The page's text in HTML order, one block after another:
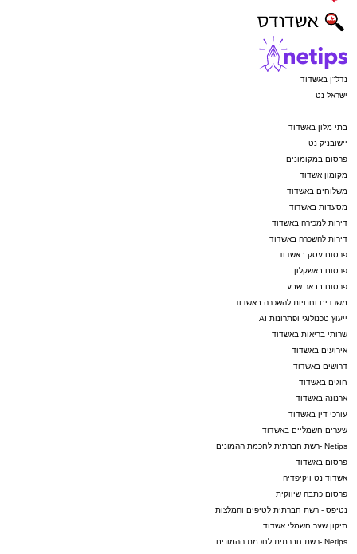
נדל"ן באשדוד
ישראל נט
-
בתי מלון באשדוד
יישובניק נט
פרסום במקומונים
מקומון אשדוד
משלוחים באשדוד
מסעדות באשדוד
דירות למכירה באשדוד
דירות להשכרה באשדוד
פרסום עסק באשדוד
פרסום באשקלון
פרסום בבאר שבע
משרדים וחנויות להשכרה באשדוד
ייעוץ טכנולוגי ופתרונות AI
שרותי בריאות באשדוד
אירועים באשדוד
דרושים באשדוד
חוגים באשדוד
ארנונה באשדוד
עורכי דין באשדוד
שערים חשמליים באשדוד
Netips -רשת חברתית לחכמת ההמונים
פרסום באשדוד
אשדוד נט ויקיפדיה
פרסום כתבה שיווקית
נטיפס - רשת חברתית לטיפים והמלצות
תיקון שער חשמלי אשדוד
Netips -רשת חברתית לחכמת ההמונים